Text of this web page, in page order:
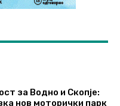
за Водно и Скопје:
нов моторички парк